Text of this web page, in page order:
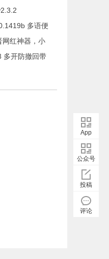
多语便
网红神器，小
多开防撤回带
App
公众号
投稿
评论